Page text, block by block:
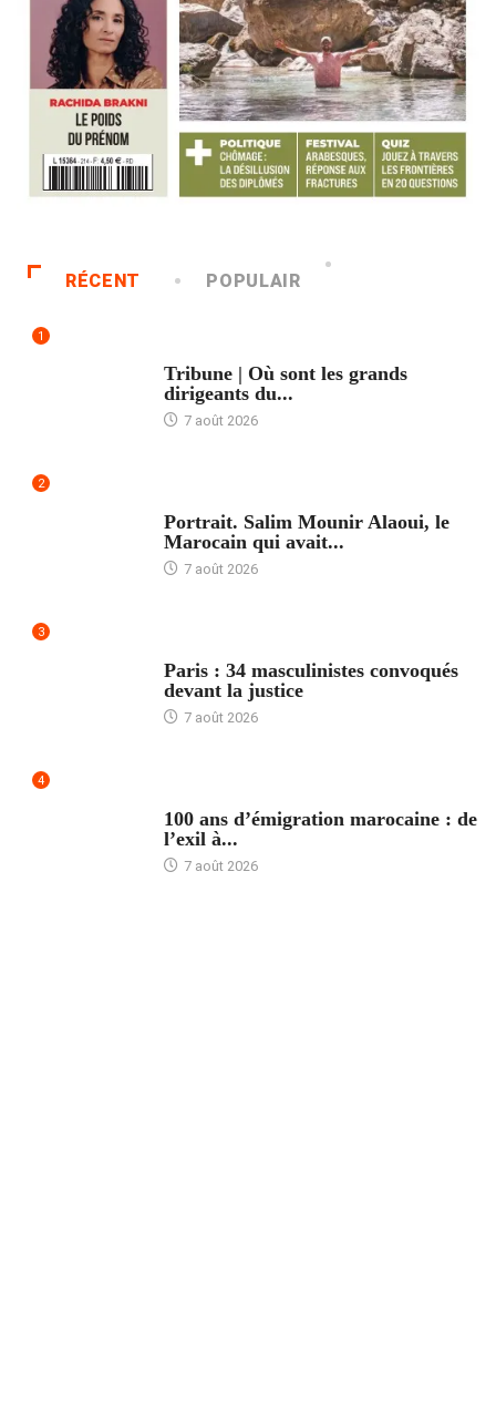
RÉCENT POPULAIR
1
Tribune | Où sont les grands
dirigeants du...
7 août 2026
2
Portrait. Salim Mounir Alaoui, le
Marocain qui avait...
7 août 2026
3
Paris : 34 masculinistes convoqués
devant la justice
7 août 2026
4
100 ans d’émigration marocaine : de
l’exil à...
7 août 2026